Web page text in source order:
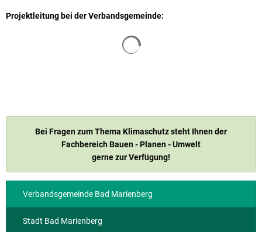
Projektleitung bei der Verbandsgemeinde:
Bei Fragen zum Thema Klimaschutz steht Ihnen der
Fachbereich Bauen - Planen - Umwelt
gerne zur Verfügung!
Verbandsgemeinde Bad Marienberg
Stadt Bad Marienberg